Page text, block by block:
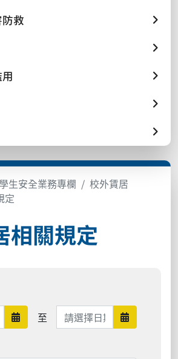
救
學生安全業務專欄
校外賃居
定
相關規定
日期範圍開始
至 日期範圍結束 日期範圍